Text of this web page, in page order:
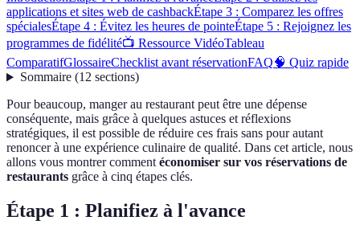
applications et sites web de cashbackÉtape 3 : Comparez les offres
spécialesÉtape 4 : Évitez les heures de pointeÉtape 5 : Rejoignez les
programmes de fidélité📺 Ressource VidéoTableau
ComparatifGlossaireChecklist avant réservationFAQ🧠 Quiz rapide
Sommaire(12 sections)
Pour beaucoup, manger au restaurant peut être une dépense
conséquente, mais grâce à quelques astuces et réflexions
stratégiques, il est possible de réduire ces frais sans pour autant
renoncer à une expérience culinaire de qualité. Dans cet article, nous
allons vous montrer commentéconomiser sur vos réservations de
restaurants grâce à cinq étapes clés.
Étape 1 : Planifiez à l'avance